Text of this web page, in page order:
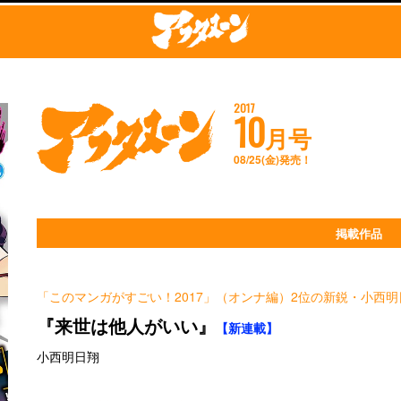
2017
10月号
08/25(金)発売！
掲載作品
「このマンガがすごい！2017」（オンナ編）2位の新鋭・小西
『来世は他人がいい』
【新連載】
小西明日翔